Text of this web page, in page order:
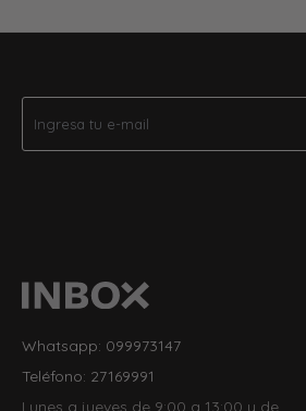
Whatsapp: 099973147
Teléfono: 27169991
Lunes a jueves de 9:00 a 13:00 y de